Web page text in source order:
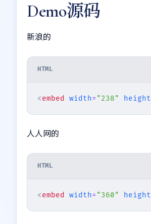
Demo源码
新浪的
HTML
<embed width= "238" height
人人网的
HTML
<embed width= "360" height